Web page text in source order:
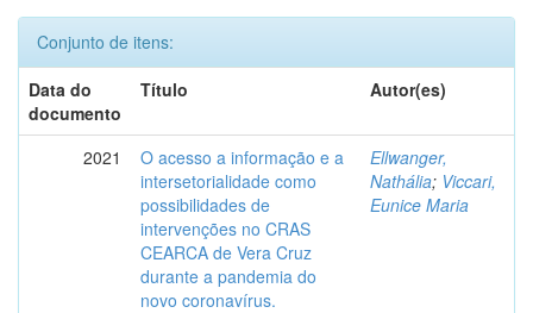
Conjunto de itens:
Data do
documento
Título Autor(es)
2021
O acesso a informação e a
intersetorialidade como
possibilidades de
intervenções no CRAS
CEARCA de Vera Cruz
durante a pandemia do
novo coronavírus.
Ellwanger,
Nathália; Viccari,
Eunice Maria